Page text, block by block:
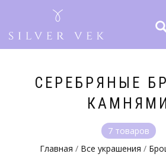
СЕРЕБРЯНЫЕ
КАМНЯМИ
7 товаров
Главная / Все украшения /